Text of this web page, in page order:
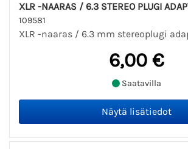
XLR -NAARAS / 6.3 STEREO PLUGI
109581
XLR -naaras / 6.3 mm stereoplugi
6,00 €
Saatavilla